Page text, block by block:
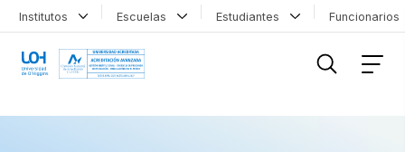
Institutos Escuelas Estudiantes